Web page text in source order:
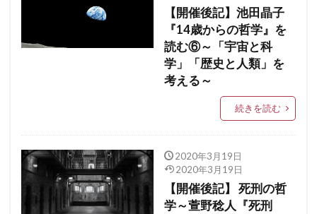
【開催後記】池田晶子
『14歳からの哲学』を
読む⑥～「宇宙と科
学」「歴史と人類」を
考える～
続きを読む
2020年3月19日
2020年3月19日
【開催後記】 死刑の哲
学～萱野稔人『死刑